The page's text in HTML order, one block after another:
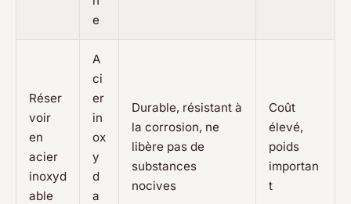
e
Réser
voir
en
acier
inoxyd
able
A
ci
er
in
ox
y
d
a
Durable, résistant à
la corrosion, ne
libère pas de
substances
nocives
Coût
élevé,
poids
importan
t